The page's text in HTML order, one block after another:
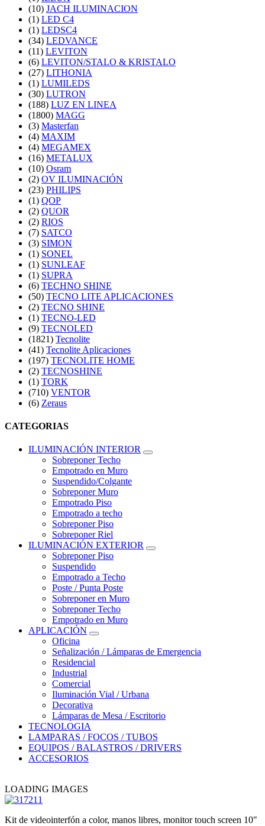
(10) JACH ILUMINACION
(1) LED C4
(1) LEDSC4
(34) LEDVANCE
(11) LEVITON
(6) LEVITON/STALO & KRISTALO
(27) LITHONIA
(1) LUMILEDS
(30) LUTRON
(188) LUZ EN LINEA
(1800) MAGG
(3) Masterfan
(4) MAXIM
(4) MEGAMEX
(16) METALUX
(10) Osram
(2) OV ILUMINACIÓN
(23) PHILIPS
(1) QOP
(2) QUOR
(2) RIOS
(7) SATCO
(3) SIMON
(1) SONEL
(1) SUNLEAF
(1) SUPRA
(6) TECHNO SHINE
(50) TECNO LITE APLICACIONES
(2) TECNO SHINE
(1) TECNO-LED
(9) TECNOLED
(1821) Tecnolite
(41) Tecnolite Aplicaciones
(197) TECNOLITE HOME
(2) TECNOSHINE
(1) TORK
(710) VENTOR
(6) Zeraus
CATEGORIAS
ILUMINACIÓN INTERIOR
Sobreponer Techo
Empotrado en Muro
Suspendido/Colgante
Sobreponer Muro
Empotrado Piso
Empotrado a techo
Sobreponer Piso
Sobreponer Riel
ILUMINACIÓN EXTERIOR
Sobreponer Piso
Suspendido
Empotrado a Techo
Poste / Punta Poste
Sobreponer en Muro
Sobreponer Techo
Empotrado en Muro
APLICACIÓN
Oficina
Señalización / Lámparas de Emergencia
Residencial
Industrial
Comercial
Iluminación Vial / Urbana
Decorativa
Lámparas de Mesa / Escritorio
TECNOLOGIA
LAMPARAS / FOCOS / TUBOS
EQUIPOS / BALASTROS / DRIVERS
ACCESORIOS
LOADING IMAGES
Kit de videointerfón a color, manos libres, monitor touch screen 10"